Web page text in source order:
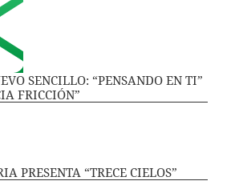
SENCILLO: “PENSANDO EN TI”
FRICCIÓN”
PRESENTA “TRECE CIELOS”